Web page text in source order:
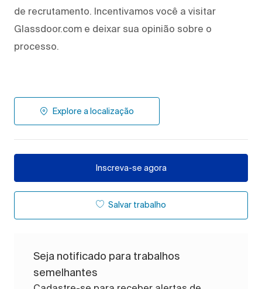
de recrutamento. Incentivamos você a visitar
Glassdoor.com e deixar sua opinião sobre o
processo.
Explore a localização
Inscreva-se agora
Salvar trabalho
Seja notificado para trabalhos
semelhantes